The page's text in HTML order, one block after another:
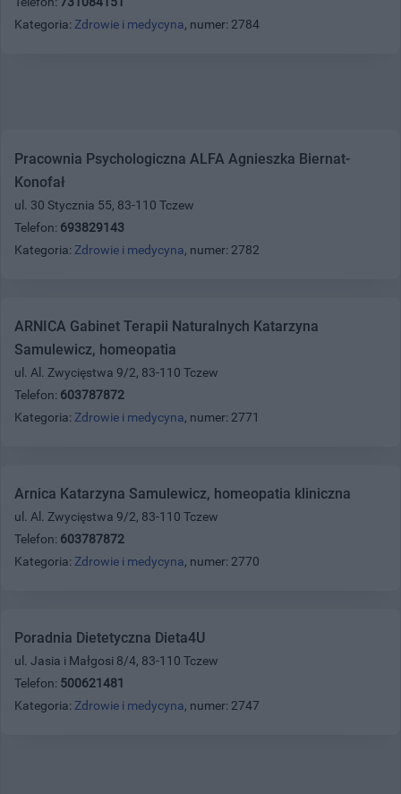
Kategoria: Zdrowie i medycyna, numer: 2784
Pracownia Psychologiczna ALFA Agnieszka Biernat-
Konofał
ul. 30 Stycznia 55, 83-110 Tczew
Telefon: 693829143
Kategoria: Zdrowie i medycyna, numer: 2782
ARNICA Gabinet Terapii Naturalnych Katarzyna
Samulewicz, homeopatia
ul. Al. Zwycięstwa 9/2, 83-110 Tczew
Telefon: 603787872
Kategoria: Zdrowie i medycyna, numer: 2771
Arnica Katarzyna Samulewicz, homeopatia kliniczna
ul. Al. Zwycięstwa 9/2, 83-110 Tczew
Telefon: 603787872
Kategoria: Zdrowie i medycyna, numer: 2770
Poradnia Dietetyczna Dieta4U
ul. Jasia i Małgosi 8/4, 83-110 Tczew
Telefon: 500621481
Kategoria: Zdrowie i medycyna, numer: 2747